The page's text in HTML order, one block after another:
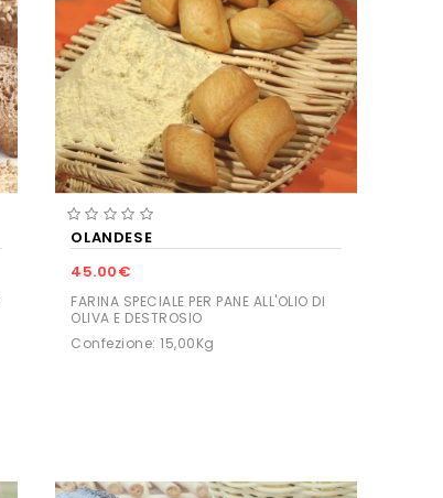
OLANDESE
45.00€
FARINA SPECIALE PER PANE ALL'OLIO DI
OLIVA E DESTROSIO
Confezione: 15,00Kg